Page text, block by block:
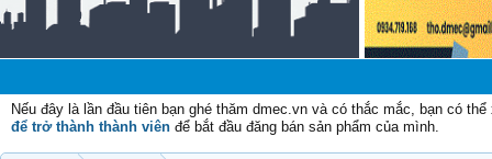
Nếu đây là lần đầu tiên bạn ghé thăm dmec.vn và có thắc mắc, bạn có
để trở thành thành viên để bắt đầu đăng bán sản phẩm của mình.